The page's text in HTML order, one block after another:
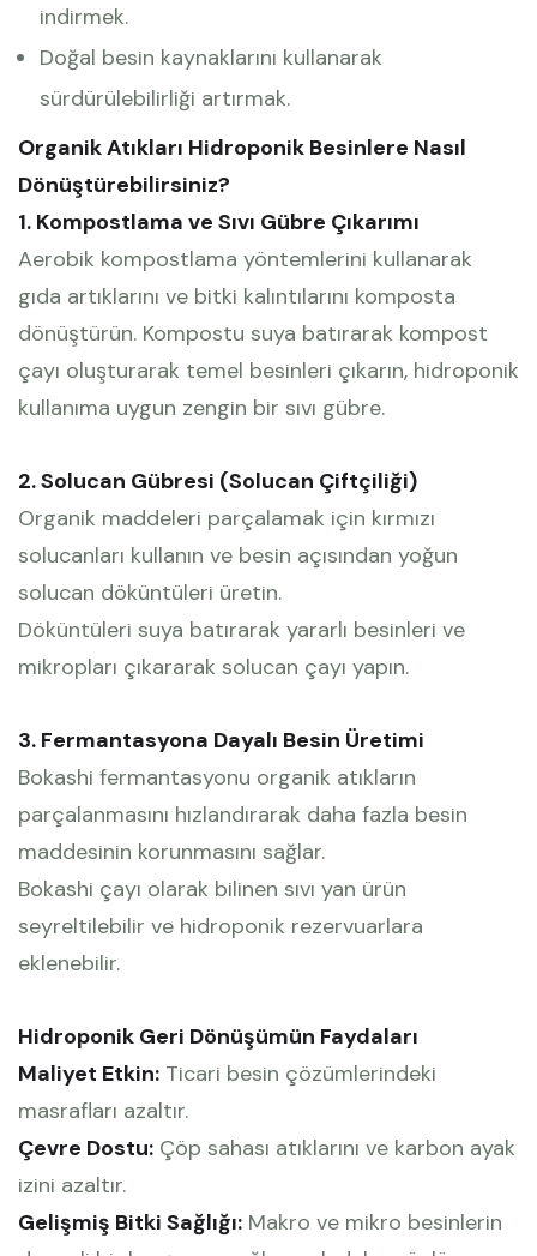
indirmek.
Doğal besin kaynaklarını kullanarak
sürdürülebilirliği artırmak.
Organik Atıkları Hidroponik Besinlere Nasıl
Dönüştürebilirsiniz?
1. Kompostlama ve Sıvı Gübre Çıkarımı
Aerobik kompostlama yöntemlerini kullanarak
gıda artıklarını ve bitki kalıntılarını komposta
dönüştürün. Kompostu suya batırarak kompost
çayı oluşturarak temel besinleri çıkarın, hidroponik
kullanıma uygun zengin bir sıvı gübre.
2. Solucan Gübresi (Solucan Çiftçiliği)
Organik maddeleri parçalamak için kırmızı
solucanları kullanın ve besin açısından yoğun
solucan döküntüleri üretin.
Döküntüleri suya batırarak yararlı besinleri ve
mikropları çıkararak solucan çayı yapın.
3. Fermantasyona Dayalı Besin Üretimi
Bokashi fermantasyonu organik atıkların
parçalanmasını hızlandırarak daha fazla besin
maddesinin korunmasını sağlar.
Bokashi çayı olarak bilinen sıvı yan ürün
seyreltilebilir ve hidroponik rezervuarlara
eklenebilir.
Hidroponik Geri Dönüşümün Faydaları
Maliyet Etkin: Ticari besin çözümlerindeki
masrafları azaltır.
Çevre Dostu: Çöp sahası atıklarını ve karbon ayak
izini azaltır.
Gelişmiş Bitki Sağlığı: Makro ve mikro besinlerin